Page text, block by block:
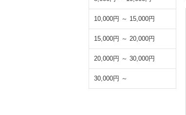
10,000円 ～ 15,000円
15,000円 ～ 20,000円
20,000円 ～ 30,000円
30,000円 ～